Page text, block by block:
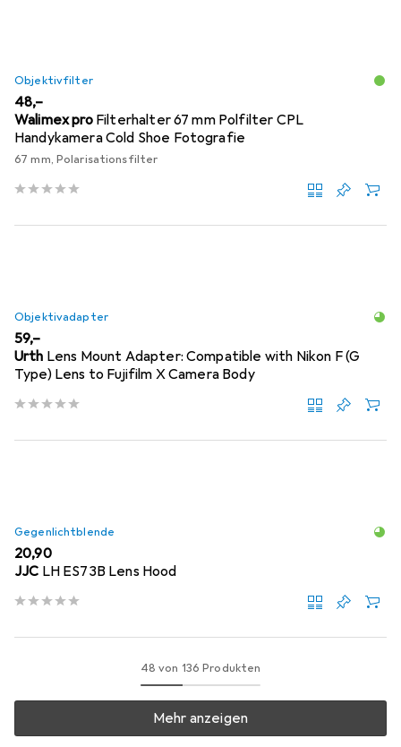
Objektivfilter
EUR
48,–
Walimex pro Filterhalter 67 mm Polfilter CPL
Handykamera Cold Shoe Fotografie
67 mm, Polarisationsfilter
Objektivadapter
EUR
59,–
Urth Lens Mount Adapter: Compatible with Nikon F (G
Type) Lens to Fujifilm X Camera Body
Gegenlichtblende
EUR
20,90
JJC LH ES73B Lens Hood
48 von 136 Produkten
Mehr anzeigen